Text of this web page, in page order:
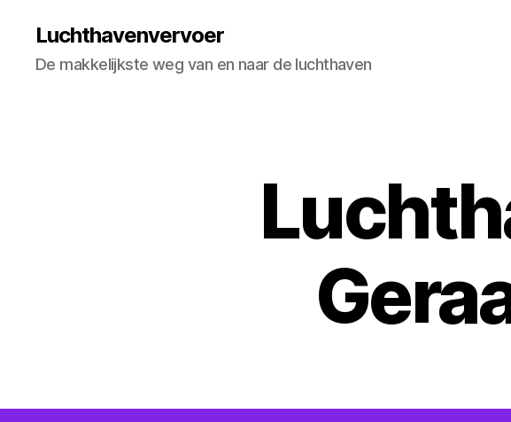
Luchthavenvervoer
De makkelijkste weg van en naar de luchthaven